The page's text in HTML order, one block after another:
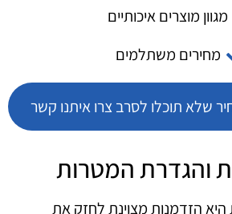
מגוון מוצרים איכותיים
מחירים משתלמים
שלא תוכלו לסרב צרו איתנו קשר
והגדרת המטרות
הזדמנות מצוינת לחזק את